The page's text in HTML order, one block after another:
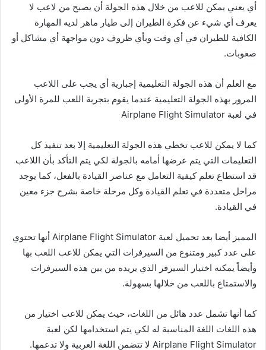
أي يعني يمكن للاعب من خلال هذه الجولة أن يصبح من لاعب لا
يعرف أي شيء عن فكرة الطيران إلى طيار ماهر لديه المهارة
الكافية للطيران في أي وقت وبأي ظروف دون مواجهة أي مشاكل أو
صعوبات.
مع العلم أن هذه الجولة التعليمية إجبارية أي يجب على اللاعب
المرور بهذه الجولة التعليمية عندما يقوم بتجربة اللعب للمرة الأولى
في لعبة Airplane Flight Simulator
كما لا يمكن للاعب تخطي هذه الجولة التعليمية إلا بعد تنفيذ كل
التعليمات التي يتم عرضها أمامه بالجولة لكي يتم التأكد بأن اللاعب
قد استطاع تعلم كيفية التعامل مع عناصر القيادة بالفعل، كما يوجد
مراحل متعددة في تعلم القيادة وكل مرحلة خاصة بشرح جزء معين
في القيادة.
المميز أيضا بعد تحميل لعبة Airplane Flight Simulator أنها تحتوي
على عدد كبير ومتنوع من السيرفرات التي يمكن للاعب اللعب بها
وأيضاً يمكنه اختيار السيرفر الذي يريده من بين هذه السيرفرات
والاستمتاع باللعب من خلالها بسهولة.
كما أنها تشمل عدد هائل من اللغات، حيث يمكن للاعب اختيار من
هذه اللغات اللغة المناسبة له لكي يتم استخدامها لكن لعبة
Airplane Flight Simulator لا تتضمن اللغة العربية ولا تدعمها.